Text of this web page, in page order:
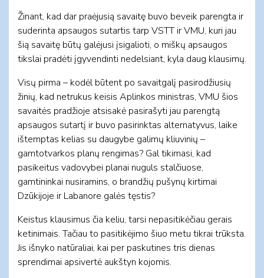
Žinant, kad dar praėjusią savaitę buvo beveik parengta ir
suderinta apsaugos sutartis tarp VSTT ir VMU, kuri jau
šią savaitę būtų galėjusi įsigalioti, o miškų apsaugos
tikslai pradėti įgyvendinti nedelsiant, kyla daug klausimų.
Visų pirma – kodėl būtent po savaitgalį pasirodžiusių
žinių, kad netrukus keisis Aplinkos ministras, VMU šios
savaitės pradžioje atsisakė pasirašyti jau parengtą
apsaugos sutartį ir buvo pasirinktas alternatyvus, laike
ištemptas kelias su daugybe galimų kliuvinių –
gamtotvarkos planų rengimas? Gal tikimasi, kad
pasikeitus vadovybei planai nuguls stalčiuose,
gamtininkai nusiramins, o brandžių pušynų kirtimai
Dzūkijoje ir Labanore galės tęstis?
Keistus klausimus čia keliu, tarsi nepasitikėčiau gerais
ketinimais. Tačiau to pasitikėjimo šiuo metu tikrai trūksta.
Jis išnyko natūraliai, kai per paskutines tris dienas
sprendimai apsivertė aukštyn kojomis.